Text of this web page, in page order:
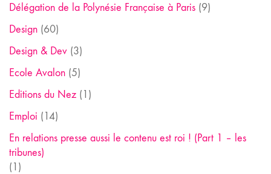
Délégation de la Polynésie Française à Paris (9)
Design (60)
Design & Dev (3)
Ecole Avalon (5)
Editions du Nez (1)
Emploi (14)
En relations presse aussi le contenu est roi ! (Part 1 – les
tribunes)
(1)